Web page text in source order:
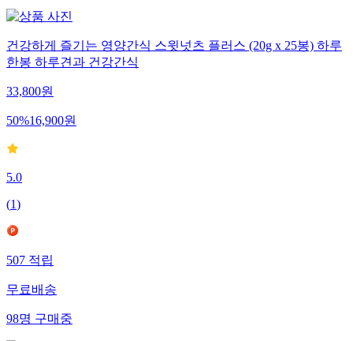
건강하게 즐기는 영양간식 스윗넛츠 플러스 (20g x 25봉) 하루
한봉 하루견과 건강간식
33,800원
50%16,900원
5.0
(1)
507 적립
무료배송
98명 구매중